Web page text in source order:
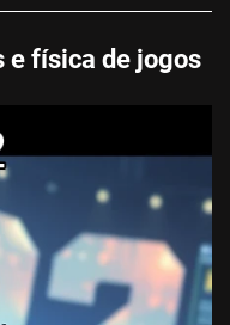
e física de jogos